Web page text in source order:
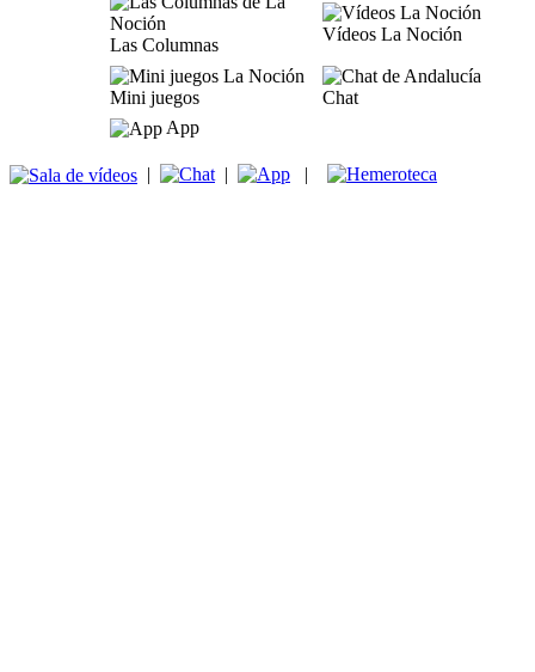
Las Columnas
Vídeos La Noción
Mini juegos
Chat
App
| | |